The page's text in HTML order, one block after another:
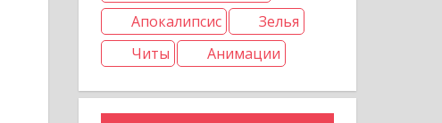
Апокалипсис
Зелья
Читы
Анимации